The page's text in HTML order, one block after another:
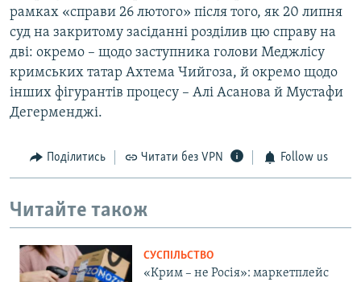
рамках «справи 26 лютого» після того, як 20 липня
суд на закритому засіданні розділив цю справу на
дві: окремо – щодо заступника голови Меджлісу
кримських татар Ахтема Чийгоза, й окремо щодо
інших фігурантів процесу – Алі Асанова й Мустафи
Дегерменджі.
Поділитись Читати без VPN Follow us
Читайте також
СУСПІЛЬСТВО
«Крим – не Росія»: маркетплейс